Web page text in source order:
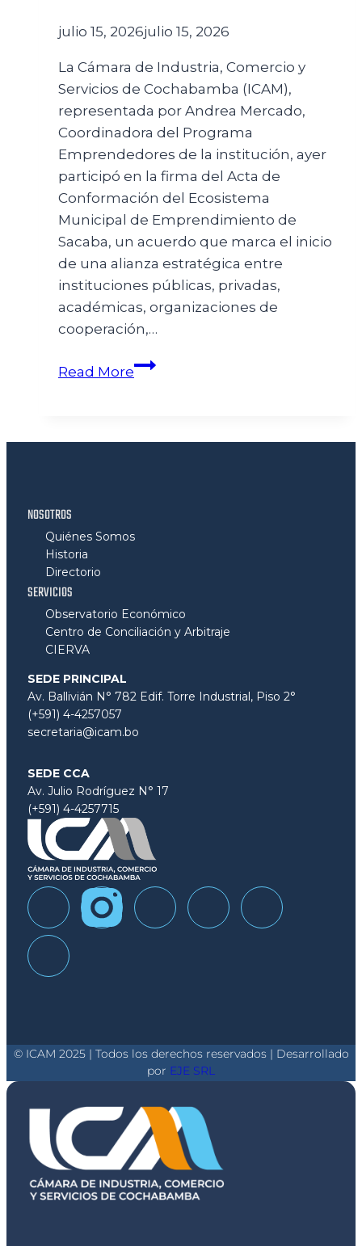
julio 15, 2026julio 15, 2026
La Cámara de Industria, Comercio y
Servicios de Cochabamba (ICAM),
representada por Andrea Mercado,
Coordinadora del Programa
Emprendedores de la institución, ayer
participó en la firma del Acta de
Conformación del Ecosistema
Municipal de Emprendimiento de
Sacaba, un acuerdo que marca el inicio
de una alianza estratégica entre
instituciones públicas, privadas,
académicas, organizaciones de
cooperación,…
Read More
NOSOTROS
Quiénes Somos
Historia
Directorio
SERVICIOS
Observatorio Económico
Centro de Conciliación y Arbitraje
CIERVA
SEDE PRINCIPAL
Av. Ballivián N° 782 Edif. Torre Industrial, Piso 2°
(+591) 4-4257057
secretaria@icam.bo
SEDE CCA
Av. Julio Rodríguez N° 17
(+591) 4-4257715
© ICAM 2025 | Todos los derechos reservados | Desarrollado
por EJE SRL